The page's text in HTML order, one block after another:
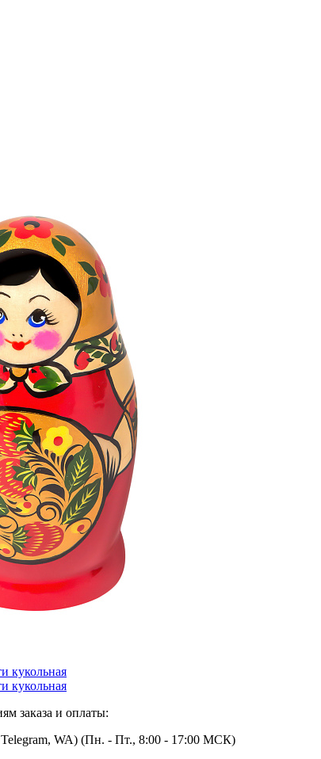
заказа и оплаты:
WA) (Пн. - Пт., 8:00 - 17:00 МСК)